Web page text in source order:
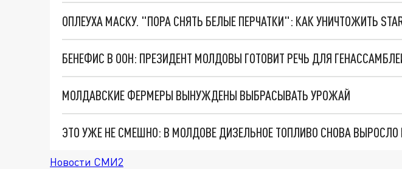
ОПЛЕУХА МАСКУ. "ПОРА СНЯТЬ БЕЛЫЕ ПЕРЧАТКИ": КАК УНИЧТОЖИТЬ
БЕНЕФИС В ООН: ПРЕЗИДЕНТ МОЛДОВЫ ГОТОВИТ РЕЧЬ ДЛЯ
МОЛДАВСКИЕ ФЕРМЕРЫ ВЫНУЖДЕНЫ ВЫБРАСЫВАТЬ УРОЖАЙ
Новости СМИ2